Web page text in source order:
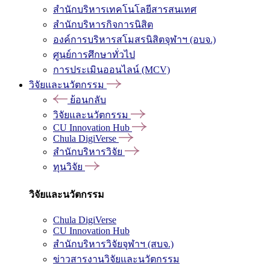
สำนักบริหารเทคโนโลยีสารสนเทศ
สำนักบริหารกิจการนิสิต
องค์การบริหารสโมสรนิสิตจุฬาฯ (อบจ.)
ศูนย์การศึกษาทั่วไป
การประเมินออนไลน์ (MCV)
วิจัยและนวัตกรรม
ย้อนกลับ
วิจัยและนวัตกรรม
CU Innovation Hub
Chula DigiVerse
สำนักบริหารวิจัย
ทุนวิจัย
วิจัยและนวัตกรรม
Chula DigiVerse
CU Innovation Hub
สำนักบริหารวิจัยจุฬาฯ (สบจ.)
ข่าวสารงานวิจัยและนวัตกรรม